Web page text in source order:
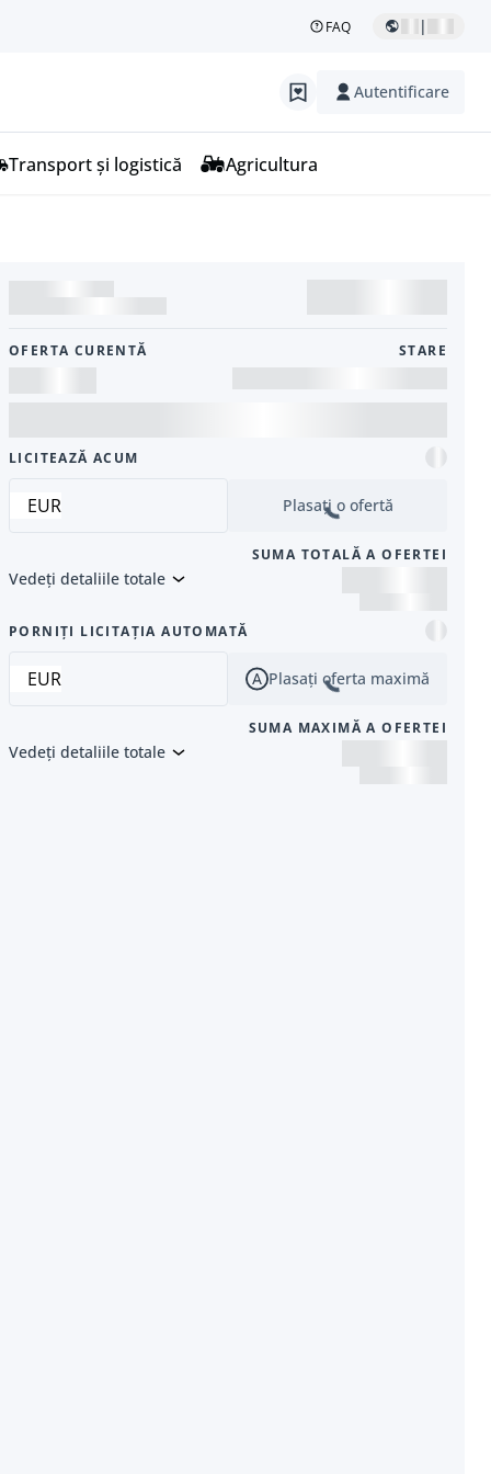
FAQ |
Autentificare
Transport și logistică Agricultura
OFERTA CURENTĂ STARE
LICITEAZĂ ACUM
EUR Plasați o ofertă
SUMA TOTALĂ A OFERTEI
Vedeți detaliile totale
PORNIȚI LICITAȚIA AUTOMATĂ
EUR Plasați oferta maximă
SUMA MAXIMĂ A OFERTEI
Vedeți detaliile totale